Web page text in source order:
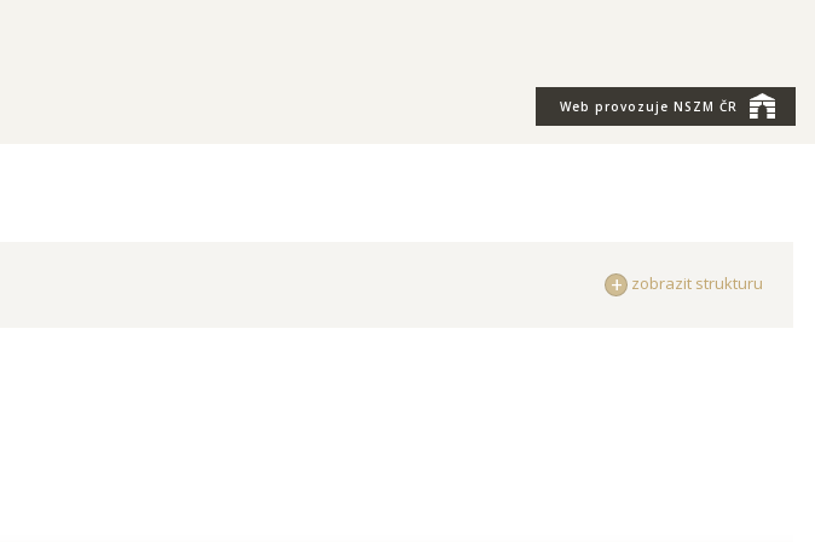
Web provozuje NSZM ČR
zobrazit strukturu